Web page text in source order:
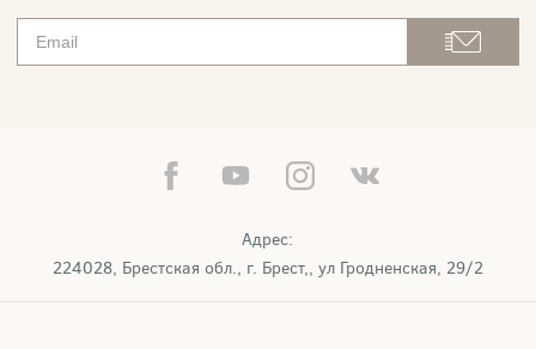
Адрес:
224028, Брестская обл., г. Брест,, ул Гродненская, 29/2